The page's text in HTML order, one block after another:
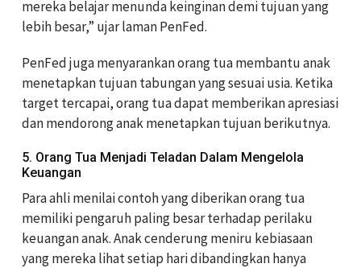
mereka belajar menunda keinginan demi tujuan yang
lebih besar,” ujar laman PenFed.
PenFed juga menyarankan orang tua membantu anak
menetapkan tujuan tabungan yang sesuai usia. Ketika
target tercapai, orang tua dapat memberikan apresiasi
dan mendorong anak menetapkan tujuan berikutnya.
5. Orang Tua Menjadi Teladan Dalam Mengelola
Keuangan
Para ahli menilai contoh yang diberikan orang tua
memiliki pengaruh paling besar terhadap perilaku
keuangan anak. Anak cenderung meniru kebiasaan
yang mereka lihat setiap hari dibandingkan hanya